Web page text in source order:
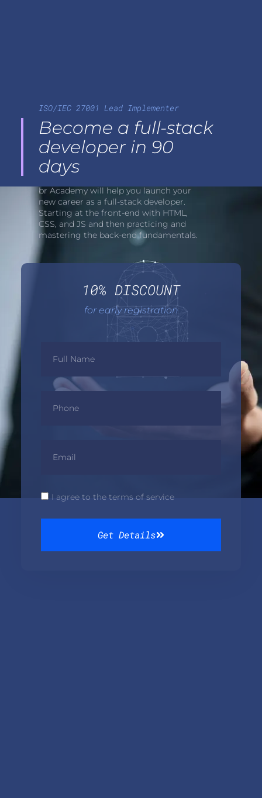
ISO/IEC 27001 Lead Implementer
Become a full-stack
developer in 90
days
br Academy will help you launch your
new career as a full-stack developer.
Starting at the front-end with HTML,
CSS, and JS and then practicing and
mastering the back-end fundamentals.
10% DISCOUNT
for early registration
I agree to the terms of service
Get Details